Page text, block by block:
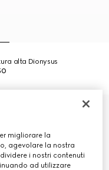
alta Dionysus
migliorare la
agevolare la nostra
i nostri contenuti
ad utilizzare